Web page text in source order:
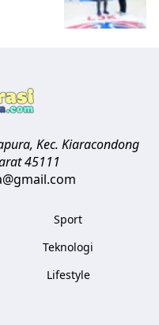
Kec. Kiaracondong
45111
Sport
Teknologi
Lifestyle